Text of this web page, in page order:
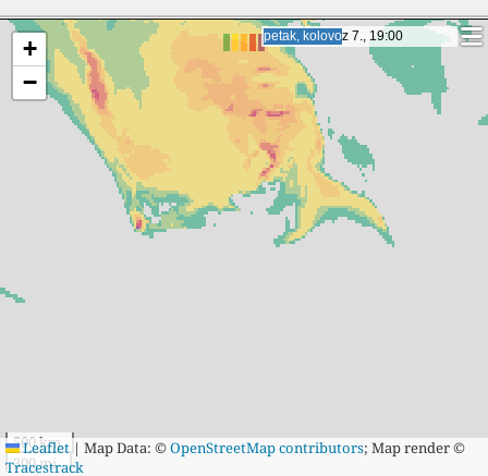
subota, kolovoz 8., 14:00
subota, kolovoz 8., 14:00
+
−
500 km
300 mi
Leaflet | Map Data: ©OpenStreetMap contributors; Map render ©
Tracestrack